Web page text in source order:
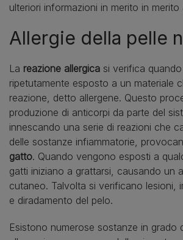
ulteriori informazioni in merito in merito
Allergie della pelle
La reazione allergica si verifica
ripetutamente esposto a un materiale
reazione, detto allergene. Questo
produzione di anticorpi da parte del
innescando una serie di reazioni che
delle sostanze infiammatorie,
gatto. Quando vengono esposti a
gatti iniziano a grattarsi, causando un
cutaneo. Talvolta si verificano lesioni,
e diradamento del pelo.
Esistono numerose sostanze in grado